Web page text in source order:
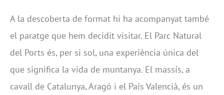
A la descoberta de format hi ha acompanyat també
el paratge que hem decidit visitar. El Parc Natural
del Ports és, per si sol, una experiència única del
que significa la vida de muntanya. El massís, a
cavall de Catalunya, Aragó i el País Valencià, és un